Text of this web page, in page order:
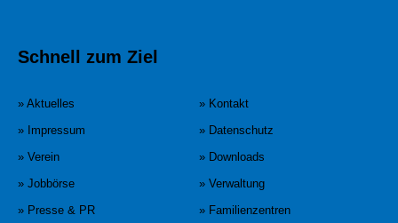
Schnell zum Ziel
» Aktuelles
» Kontakt
» Impressum
» Datenschutz
» Verein
» Downloads
» Jobbörse
» Verwaltung
» Presse & PR
» Familienzentren